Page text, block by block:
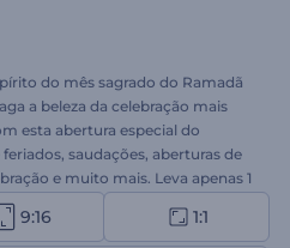
do mês sagrado do Ramadã
a beleza da celebração mais
esta abertura especial do
saudações, aberturas de
e muito mais. Leva apenas 1
surpreender seu público.
9:16 1:1